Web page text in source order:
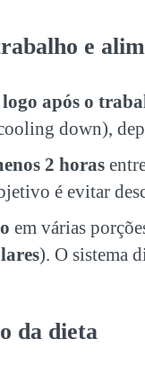
e
após o
down),
2 horas
é evitar
em várias
). O sistema
da dieta